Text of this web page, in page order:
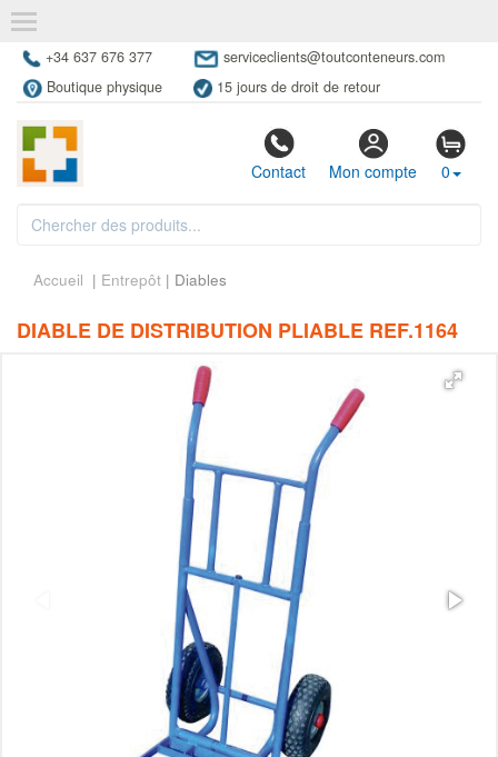
+34 637 676 377
serviceclients@toutconteneurs.com
Boutique physique
15 jours de droit de retour
Contact Mon compte 0
Accueil | Entrepôt | Diables
DIABLE DE DISTRIBUTION PLIABLE REF.1164